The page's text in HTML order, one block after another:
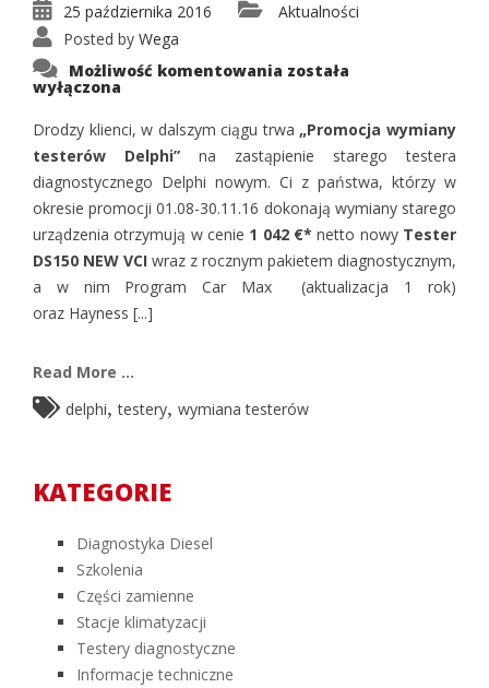
25 października 2016
Aktualności
Posted by Wega
Możliwość komentowania Promocja
wymiany
została
wyłączona
Drodzy klienci, w dalszym ciągu trwa „Promocja wymiany
testerów Delphi” na zastąpienie starego testera
diagnostycznego Delphi nowym. Ci z państwa, którzy w
okresie promocji 01.08-30.11.16 dokonają wymiany starego
urządzenia otrzymują w cenie 1 042 €* netto nowy Tester
DS150 NEW VCI wraz z rocznym pakietem diagnostycznym,
a w nim Program Car Max (aktualizacja 1 rok)
oraz Hayness [...]
Read More ...
delphi ,testery wymiana testerów
KATEGORIE
Diagnostyka Diesel
Szkolenia
Części zamienne
Stacje klimatyzacji
Testery diagnostyczne
Informacje techniczne